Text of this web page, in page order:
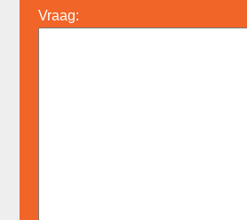
Vraag: